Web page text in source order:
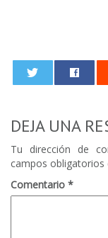
DEJA UNA
Tu dirección de
campos
Comentario *